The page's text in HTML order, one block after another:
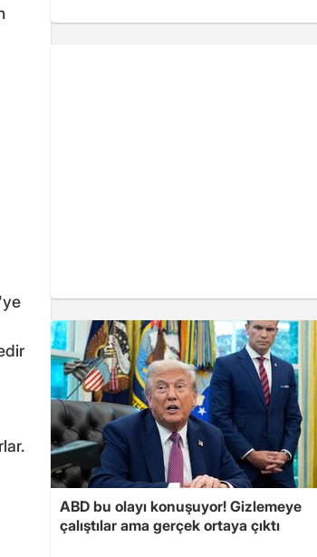
'ye
ABD bu olayı konuşuyor! Gizlemeye
çalıştılar ama gerçek ortaya çıktı